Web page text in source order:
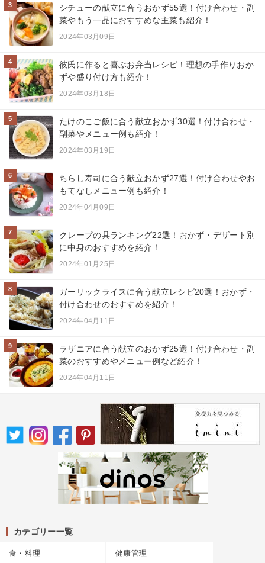
3
シチューの献立に合うおかず55選！付け合わせ・副
菜やもう一品におすすめな主菜も紹介！
2024年03月09日
4
彼氏に作ると喜ぶお弁当レシピ！理想の手作りおか
ずや盛り付け方も紹介！
2024年03月18日
5
たけのこご飯に合う献立おかず30選！付け合わせ・
副菜やメニュー例も紹介！
2024年03月19日
6
ちらし寿司に合う献立おかず27選！付け合わせやお
もてなしメニュー例も紹介！
2024年04月09日
7
クレープの具ランキング22選！おかず・デザート別
に中身のおすすめを紹介！
2024年01月25日
8
ガーリックライスに合う献立レシピ20選！おかず・
付け合わせのおすすめを紹介！
2024年04月11日
9
ラザニアに合う献立のおかず25選！付け合わせ・副
菜のおすすめやメニュー例など紹介！
2024年04月11日
カテゴリー一覧
食・料理 健康管理